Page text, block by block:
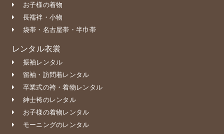
お子様の着物
長襦袢・小物
袋帯・名古屋帯・半巾帯
レンタル衣裳
振袖レンタル
留袖・訪問着レンタル
卒業式の袴・着物レンタル
紳士袴のレンタル
お子様の着物レンタル
モーニングのレンタル